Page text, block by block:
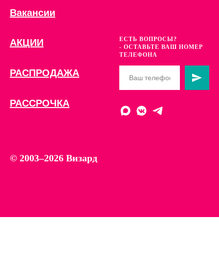
Вакансии
АКЦИИ
РАСПРОДАЖА
РАССРОЧКА
ЕСТЬ ВОПРОСЫ?
- ОСТАВЬТЕ ВАШ НОМЕР
ТЕЛЕФОНА
© 2003–2026 Визард